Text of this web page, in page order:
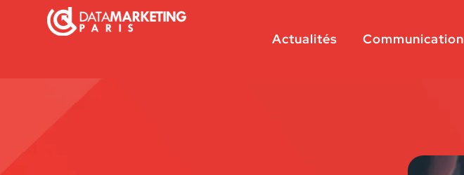
Actualités Communication